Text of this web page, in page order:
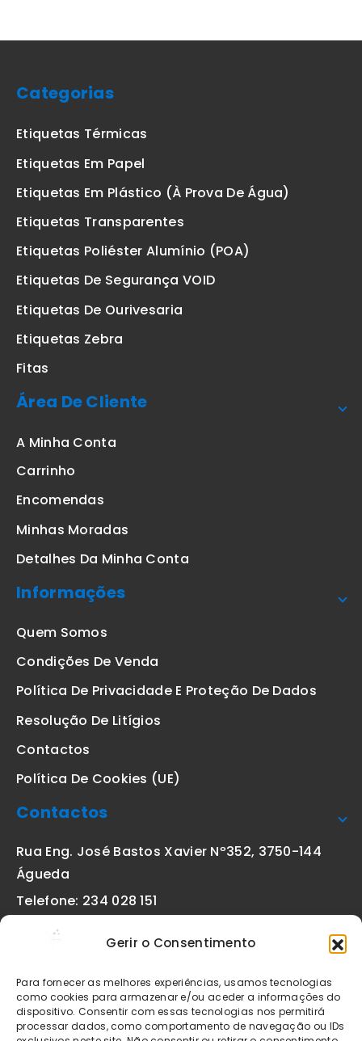
Gerir o Consentimento
Para fornecer as melhores experiências, usamos tecnologias
como cookies para armazenar e/ou aceder a informações do
dispositivo. Consentir com essas tecnologias nos permitirá
processar dados, como comportamento de navegação ou IDs
Categorias
Etiquetas Térmicas
Etiquetas Em Papel
Etiquetas Em Plástico (à Prova De Água)
Etiquetas Transparentes
Etiquetas Poliéster Alumínio (POA)
Etiquetas De Segurança VOID
Etiquetas De Ourivesaria
Etiquetas Zebra
Fitas
Área De Cliente
A Minha Conta
Carrinho
Encomendas
Minhas Moradas
Detalhes Da Minha Conta
Informações
Quem Somos
Condições De Venda
Política De Privacidade E Proteção De Dados
Resolução De Litígios
Contactos
Política De Cookies (UE)
Contactos
Rua Eng. José Bastos Xavier Nº352, 3750-144
Águeda
Telefone: 234 028 151
geral@etiquetas-online.pt
Os preços indicados incluem IVA à taxa legal em vigor. Todos